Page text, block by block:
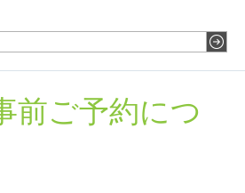
前ご予約につ